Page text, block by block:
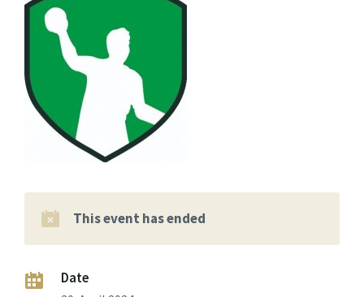
This event has ended
Date